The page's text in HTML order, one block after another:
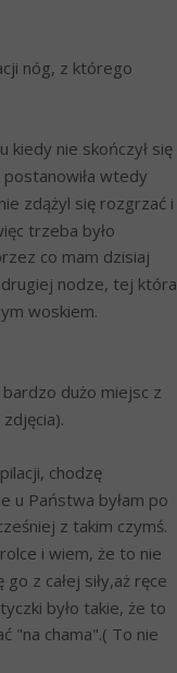
nóg, z którego
kiedy nie skończył się
postanowiła wtedy
zdążyl się rozgrzać i
trzeba było
co mam dzisiaj
nodze, tej która
woskiem.
dużo miejsc z
chodzę
u Państwa byłam po
z takim czymś.
i wiem, że to nie
z całej siły,aż ręce
było takie, że to
"na chama".( To nie